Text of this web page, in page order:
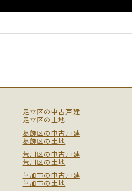
足立区の中古戸建
足立区の土地
葛飾区の中古戸建
葛飾区の土地
荒川区の中古戸建
荒川区の土地
草加市の中古戸建
草加市の土地